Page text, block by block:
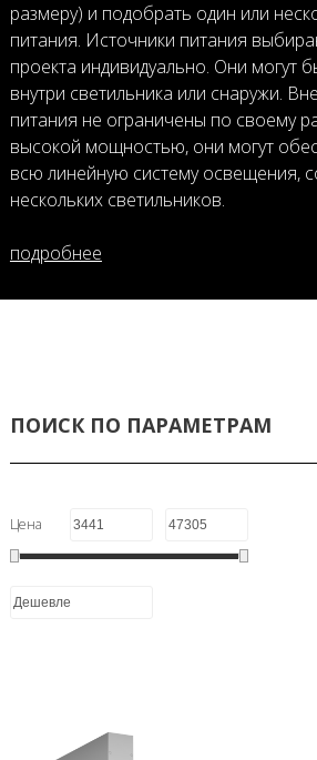
размеру) и подобрать один или
питания. Источники питания
проекта индивидуально. Они могут
внутри светильника или снаружи.
питания не ограничены по своему
высокой мощностью, они могут
всю линейную систему освещения,
нескольких светильников.
подробнее
ПОИСК ПО ПАРАМЕТРАМ
Цена